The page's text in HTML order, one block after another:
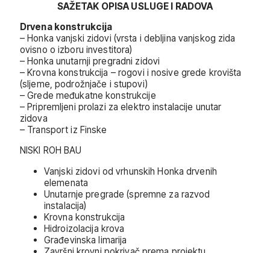
SAŽETAK OPISA USLUGE I RADOVA
Drvena konstrukcija
– Honka vanjski zidovi (vrsta i debljina vanjskog zida
ovisno o izboru investitora)
– Honka unutarnji pregradni zidovi
– Krovna konstrukcija – rogovi i nosive grede krovišta
(sljeme, podrožnjače i stupovi)
– Grede međukatne konstrukcije
– Pripremljeni prolazi za elektro instalacije unutar
zidova
– Transport iz Finske
NISKI ROH BAU
Vanjski zidovi od vrhunskih Honka drvenih
elemenata
Unutarnje pregrade (spremne za razvod
instalacija)
Krovna konstrukcija
Hidroizolacija krova
Građevinska limarija